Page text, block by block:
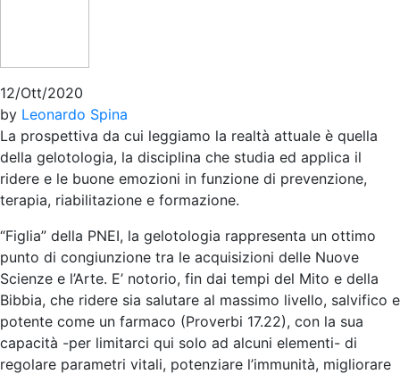
12/Ott/2020
by Leonardo Spina
La prospettiva da cui leggiamo la realtà attuale è quella
della gelotologia, la disciplina che studia ed applica il
ridere e le buone emozioni in funzione di prevenzione,
terapia, riabilitazione e formazione.
“Figlia” della PNEI, la gelotologia rappresenta un ottimo
punto di congiunzione tra le acquisizioni delle Nuove
Scienze e l’Arte. E’ notorio, fin dai tempi del Mito e della
Bibbia, che ridere sia salutare al massimo livello, salvifico e
potente come un farmaco (Proverbi 17.22), con la sua
capacità -per limitarci qui solo ad alcuni elementi- di
regolare parametri vitali, potenziare l’immunità, migliorare